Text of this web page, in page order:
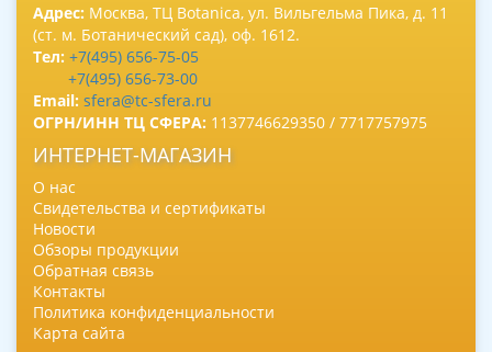
Адрес: Москва, ТЦ Botanica, ул. Вильгельма Пика, д. 11
(ст. м. Ботанический сад), оф. 1612.
Тел: +7(495) 656-75-05
+7(495) 656-73-00
Email: sfera@tc-sfera.ru
ОГРН/ИНН ТЦ СФЕРА: 1137746629350 / 7717757975
ИНТЕРНЕТ-МАГАЗИН
О нас
Свидетельства и сертификаты
Новости
Обзоры продукции
Обратная связь
Контакты
Политика конфиденциальности
Карта сайта